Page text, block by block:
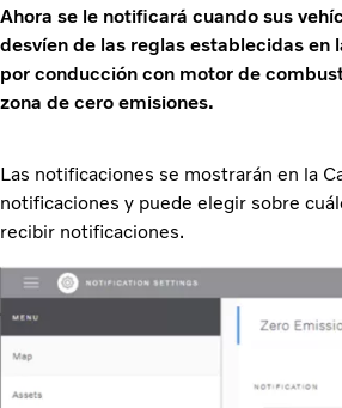
Ahora se le notificará cuando sus
desvíen de las reglas establecidas en
por conducción con motor de
zona de cero emisiones.
Las notificaciones se mostrarán en la
notificaciones y puede elegir sobre
recibir notificaciones.